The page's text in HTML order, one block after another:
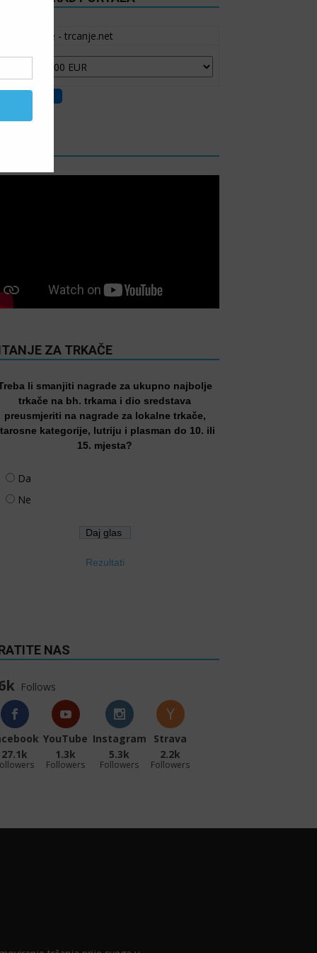
trčanje - trcanje.net
ZA TRKAČE
li smanjiti nagrade za ukupno najbolje
trkače na bh. trkama i dio sredstava
preusmjeriti na nagrade za lokalne trkače,
kategorije, lutriju i plasman do 10. ili
15. mjesta?
Da
Ne
Rezultati
NAS
Follows
27.1k
YouTube
1.3k
Followers
Instagram
5.3k
Followers
Strava
2.2k
Followers